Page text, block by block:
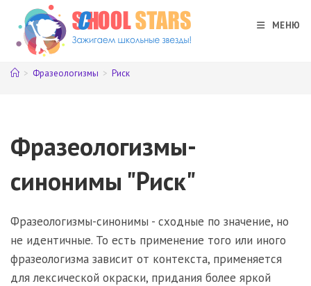
Перейти
содержимому
МЕНЮ
> Фразеологизмы > Риск
Фразеологизмы-
синонимы "Риск"
Фразеологизмы-синонимы - сходные по значение, но
не идентичные. То есть применение того или иного
фразеологизма зависит от контекста, применяется
для лексической окраски, придания более яркой